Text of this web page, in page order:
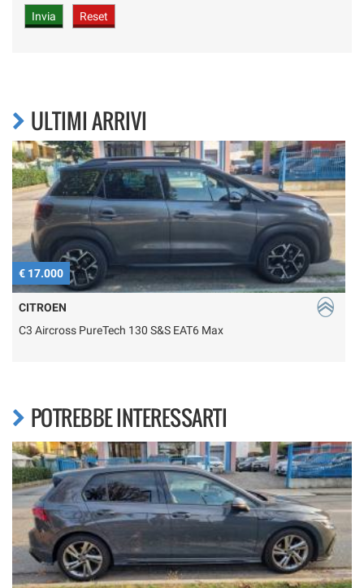
ULTIMI ARRIVI
€ 17.000
CITROEN
C3 Aircross PureTech 130 S&S EAT6 Max
POTREBBE INTERESSARTI